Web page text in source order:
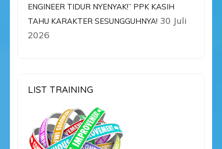
ENGINEER TIDUR NYENYAK!” PPK KASIH
TAHU KARAKTER SESUNGGUHNYA! 30 Juli
2026
LIST TRAINING